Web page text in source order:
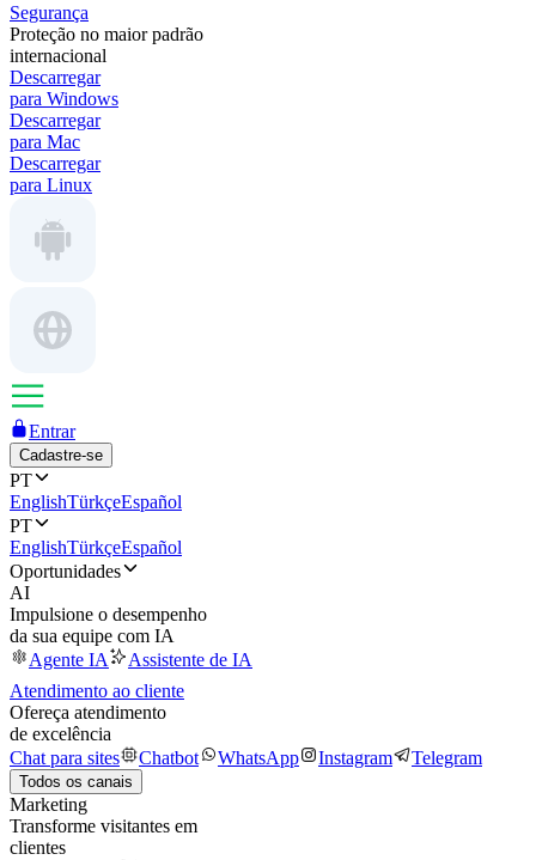
Segurança
Proteção no maior padrão
internacional
Descarregar
para Windows
Descarregar
para Mac
Descarregar
para Linux
Entrar
Cadastre-se
PT
EnglishTürkçeEspañol
PT
EnglishTürkçeEspañol
Oportunidades
AI
Impulsione o desempenho
da sua equipe com IA
Agente IA
Assistente de IA
Atendimento ao cliente
Ofereça atendimento
de excelência
Chat para sites
Chatbot WhatsApp Instagram Telegram
Todos os canais
Marketing
Transforme visitantes em
clientes